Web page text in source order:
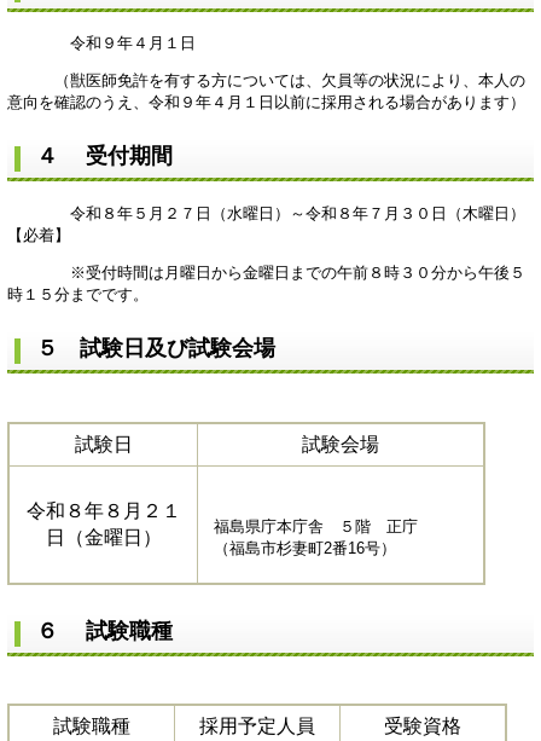
令和９年４月１日
（獣医師免許を有する方については、欠員等の状況により、本人の
意向を確認のうえ、令和９年４月１日以前に採用される場合があります）
４ 受付期間
令和８年５月２７日（水曜日）～令和８年７月３０日（木曜日）
【必着】
※受付時間は月曜日から金曜日までの午前８時３０分から午後５
時１５分までです。
５ 試験日及び試験会場
試験日 試験会場
令和８年８月２１
日（金曜日）
福島県庁本庁舎 ５階 正庁
（福島市杉妻町2番16号）
６ 試験職種
試験職種 採用予定人員 受験資格